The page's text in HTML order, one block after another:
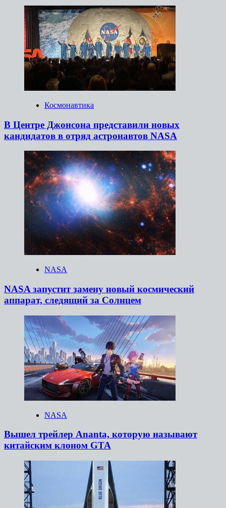
Космонавтика
В Центре Джонсона представили новых
кандидатов в отряд астронавтов NASA
NASA
NASA запустит замену новый космический
аппарат, следящий за Солнцем
NASA
Вышел трейлер Ananta, которую называют
китайским клоном GTA